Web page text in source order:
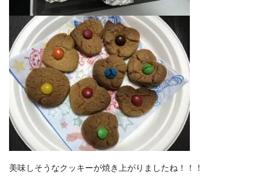
美味しそうなクッキーが焼き上がりましたね！！！